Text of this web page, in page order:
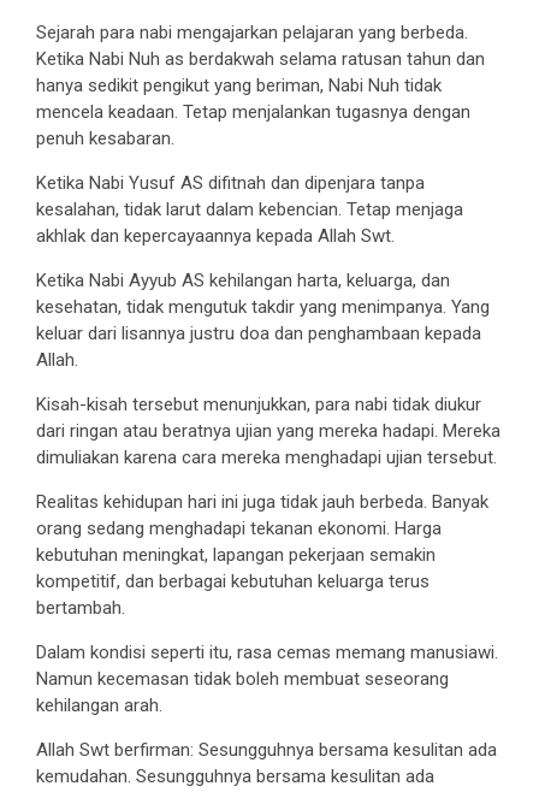
Sejarah para nabi mengajarkan pelajaran yang berbeda.
Ketika Nabi Nuh as berdakwah selama ratusan tahun dan
hanya sedikit pengikut yang beriman, Nabi Nuh tidak
mencela keadaan. Tetap menjalankan tugasnya dengan
penuh kesabaran.
Ketika Nabi Yusuf AS difitnah dan dipenjara tanpa
kesalahan, tidak larut dalam kebencian. Tetap menjaga
akhlak dan kepercayaannya kepada Allah Swt.
Ketika Nabi Ayyub AS kehilangan harta, keluarga, dan
kesehatan, tidak mengutuk takdir yang menimpanya. Yang
keluar dari lisannya justru doa dan penghambaan kepada
Allah.
Kisah-kisah tersebut menunjukkan, para nabi tidak diukur
dari ringan atau beratnya ujian yang mereka hadapi. Mereka
dimuliakan karena cara mereka menghadapi ujian tersebut.
Realitas kehidupan hari ini juga tidak jauh berbeda. Banyak
orang sedang menghadapi tekanan ekonomi. Harga
kebutuhan meningkat, lapangan pekerjaan semakin
kompetitif, dan berbagai kebutuhan keluarga terus
bertambah.
Dalam kondisi seperti itu, rasa cemas memang manusiawi.
Namun kecemasan tidak boleh membuat seseorang
kehilangan arah.
Allah Swt berfirman: Sesungguhnya bersama kesulitan ada
kemudahan. Sesungguhnya bersama kesulitan ada